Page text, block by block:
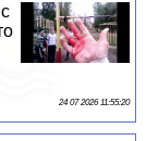
24 07 2026 11:55:20